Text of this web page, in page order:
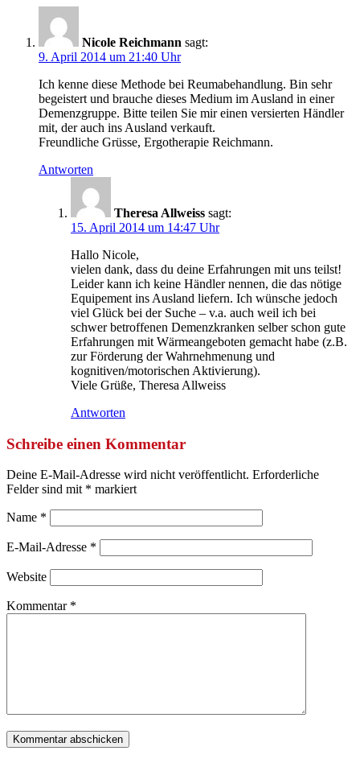
Nicole Reichmann sagt:
9. April 2014 um 21:40 Uhr
Ich kenne diese Methode bei Reumabehandlung. Bin sehr
begeistert und brauche dieses Medium im Ausland in einer
Demenzgruppe. Bitte teilen Sie mir einen versierten Händler
mit, der auch ins Ausland verkauft.
Freundliche Grüsse, Ergotherapie Reichmann.
Antworten
Theresa Allweiss sagt:
15. April 2014 um 14:47 Uhr
Hallo Nicole,
vielen dank, dass du deine Erfahrungen mit uns teilst!
Leider kann ich keine Händler nennen, die das nötige
Equipement ins Ausland liefern. Ich wünsche jedoch
viel Glück bei der Suche – v.a. auch weil ich bei
schwer betroffenen Demenzkranken selber schon gute
Erfahrungen mit Wärmeangeboten gemacht habe (z.B.
zur Förderung der Wahrnehmenung und
kognitiven/motorischen Aktivierung).
Viele Grüße, Theresa Allweiss
Antworten
Schreibe einen Kommentar
Deine E-Mail-Adresse wird nicht veröffentlicht. Erforderliche
Felder sind mit * markiert
Name *
E-Mail-Adresse *
Website
Kommentar *